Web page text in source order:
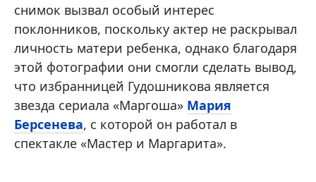
снимок вызвал особый интерес
поклонников, поскольку актер не раскрывал
личность матери ребенка, однако благодаря
этой фотографии они смогли сделать вывод,
что избранницей Гудошникова является
звезда сериала «Маргоша» Мария
Берсенева, с которой он работал в
спектакле «Мастер и Маргарита».